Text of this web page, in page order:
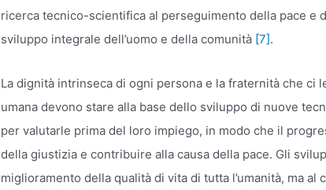
ricerca tecnico-scientifica al perseguimento della pace e
sviluppo integrale dell’uomo e della comunità [7].
La dignità intrinseca di ogni persona e la fraternità che ci
umana devono stare alla base dello sviluppo di nuove
per valutarle prima del loro impiego, in modo che il
della giustizia e contribuire alla causa della pace. Gli
miglioramento della qualità di vita di tutta l’umanità, ma